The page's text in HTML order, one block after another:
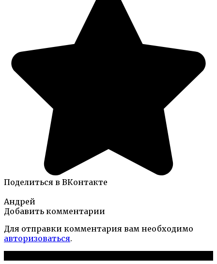
Поделиться в ВКонтакте
Андрей
Добавить комментарии
Для отправки комментария вам необходимо
авторизоваться.